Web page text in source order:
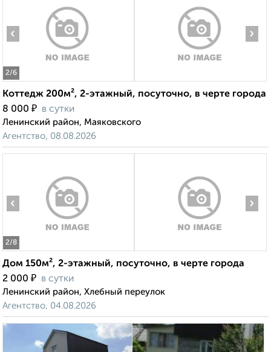
2/6
‹ ›
Коттедж 200м², 2-этажный, посуточно, в черте города
8 000 ₽ в сутки
Ленинский район, Маяковского
Агентство, 08.08.2026
2/8
‹ ›
Дом 150м², 2-этажный, посуточно, в черте города
2 000 ₽ в сутки
Ленинский район, Хлебный переулок
Агентство, 04.08.2026